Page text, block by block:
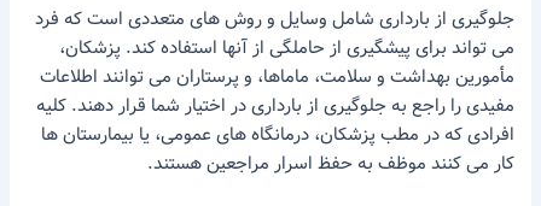
جلوگیری از بارداری شامل وسایل و روش های متعددی است که فرد
می تواند برای پیشگیری از حاملگی از آنها استفاده کند. پزشکان،
مأمورین بهداشت و سلامت، ماماها، و پرستاران می توانند اطلاعات
مفیدی را راجع به جلوگیری از بارداری در اختیار شما قرار دهند. کلیه
افرادی که در مطب پزشکان، درمانگاه های عمومی، یا بیمارستان ها
کار می کنند موظف به حفظ اسرار مراجعین هستند.